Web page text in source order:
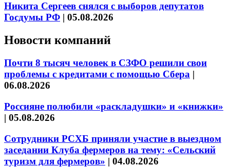
Никита Сергеев снялся с выборов депутатов
Госдумы РФ | 05.08.2026
Новости компаний
Почти 8 тысяч человек в СЗФО решили свои
проблемы с кредитами с помощью Сбера |
06.08.2026
Россияне полюбили «раскладушки» и «книжки»
| 05.08.2026
Сотрудники РСХБ приняли участие в выездном
заседании Клуба фермеров на тему: «Сельский
туризм для фермеров» | 04.08.2026